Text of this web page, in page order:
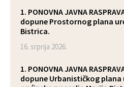
1. PONOVNA JAVNA
dopune Prostornog plana
Bistrica.
16. srpnja 2026.
1. PONOVNA JAVNA
dopune Urbanističkog plana